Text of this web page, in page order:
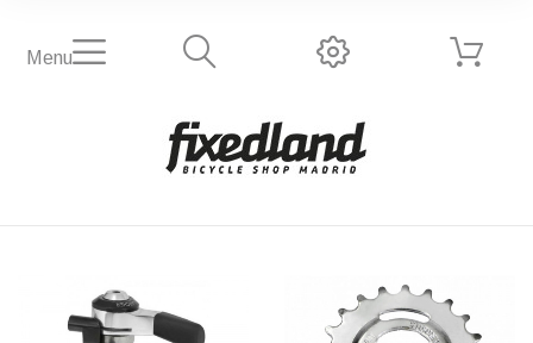
Menu